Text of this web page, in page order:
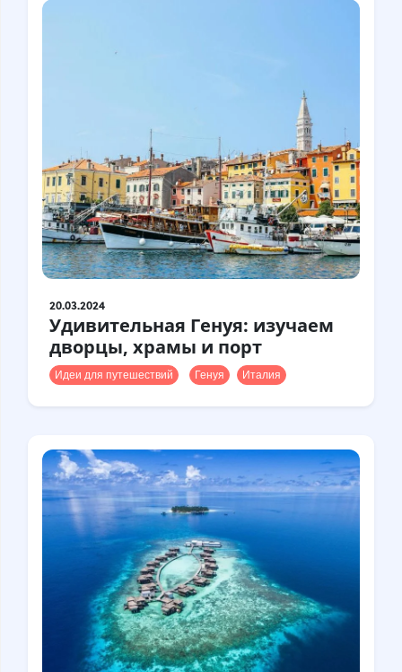
20.03.2024
Удивительная Генуя: изучаем
дворцы, храмы и порт
Идеи для путешествий Генуя Италия